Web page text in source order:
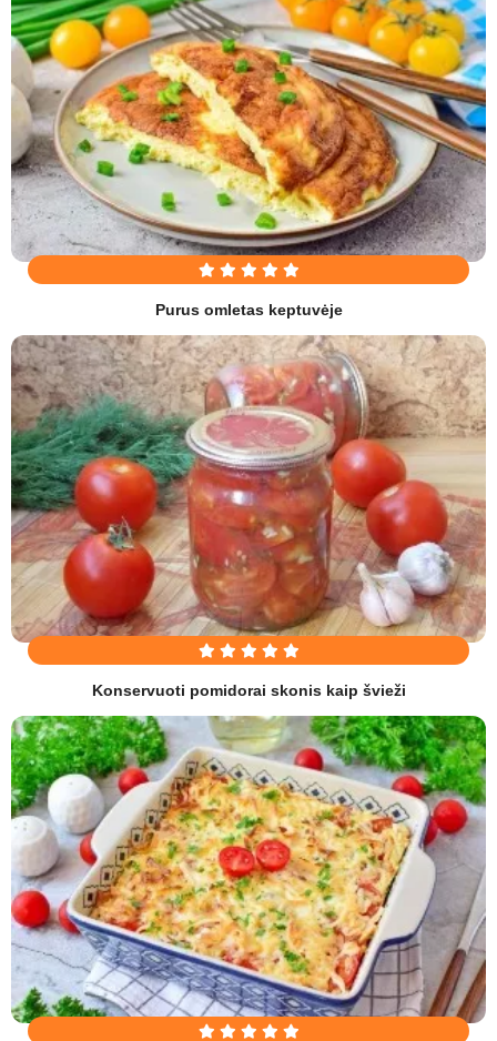
Purus omletas keptuvėje
Konservuoti pomidorai skonis kaip švieži